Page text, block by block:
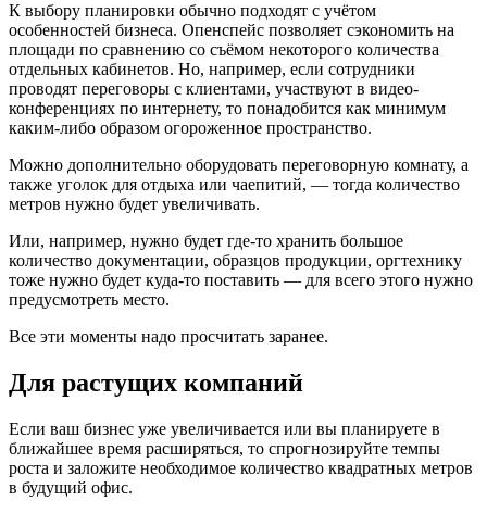
К выбору планировки обычно подходят с учётом
особенностей бизнеса. Опенспейс позволяет сэкономить на
площади по сравнению со съёмом некоторого количества
отдельных кабинетов. Но, например, если сотрудники
проводят переговоры с клиентами, участвуют в видео-
конференциях по интернету, то понадобится как минимум
каким-либо образом огороженное пространство.
Можно дополнительно оборудовать переговорную комнату, а
также уголок для отдыха или чаепитий, — тогда количество
метров нужно будет увеличивать.
Или, например, нужно будет где-то хранить большое
количество документации, образцов продукции, оргтехнику
тоже нужно будет куда-то поставить — для всего этого нужно
предусмотреть место.
Все эти моменты надо просчитать заранее.
Для растущих компаний
Если ваш бизнес уже увеличивается или вы планируете в
ближайшее время расширяться, то спрогнозируйте темпы
роста и заложите необходимое количество квадратных метров
в будущий офис.